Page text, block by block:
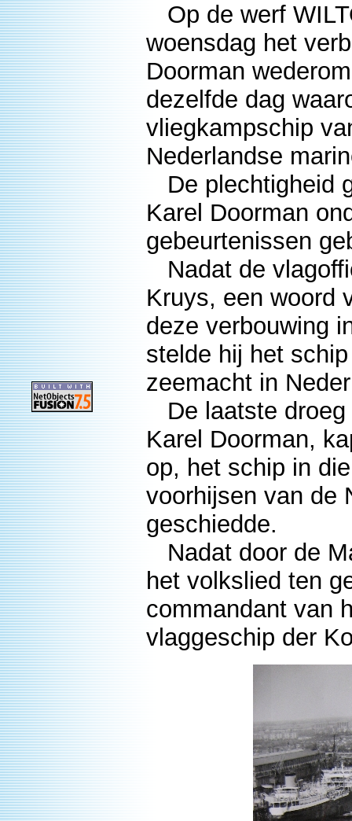
Op de werf
woensdag het
Doorman
dezelfde dag
vliegkampschip
Nederlandse
De plechtigheid
Karel Doorman
gebeurtenissen
Nadat de
Kruys, een woord
deze verbouwing
stelde hij het
zeemacht in
De laatste droeg
Karel Doorman,
op, het schip in
voorhijsen van de
geschiedde.
Nadat door de
het volkslied ten
commandant van
vlaggeschip der